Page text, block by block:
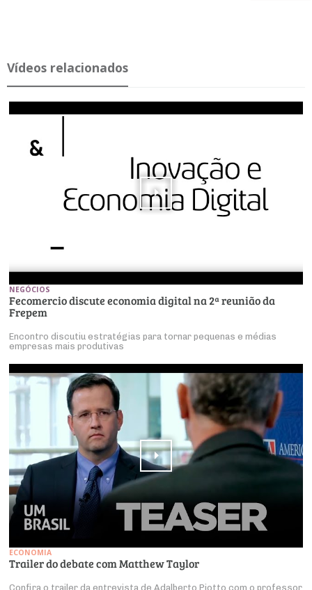
Ví­deos re­la­ci­o­nados
NEGÓCIOS
Fecomercio discute economia digital na 2ª reunião da
Frepem
Encontro discutiu estratégias para tornar pequenas e médias
empresas mais produtivas
ECONOMIA
Trailer do debate com Matthew Taylor
Confira o trailer da entrevista de Adalberto Piotto com o professor